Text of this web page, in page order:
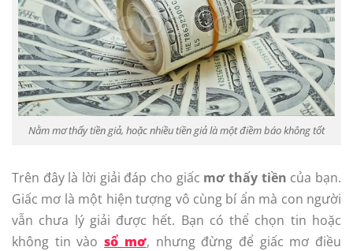
Nằm mơ thấy tiền giả, hoặc nhiều tiền giả là một điềm báo không tốt
Trên đây là lời giải đáp cho giấc mơ thấy tiền của bạn.
Giấc mơ là một hiện tượng vô cùng bí ẩn mà con người
vẫn chưa lý giải được hết. Bạn có thể chọn tin hoặc
không tin vàosổ mơ, nhưng đừng để giấc mơ điều